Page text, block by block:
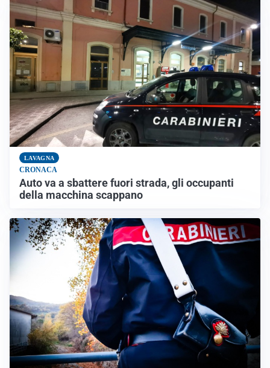
LAVAGNA
CRONACA
Auto va a sbattere fuori strada, gli occupanti
della macchina scappano